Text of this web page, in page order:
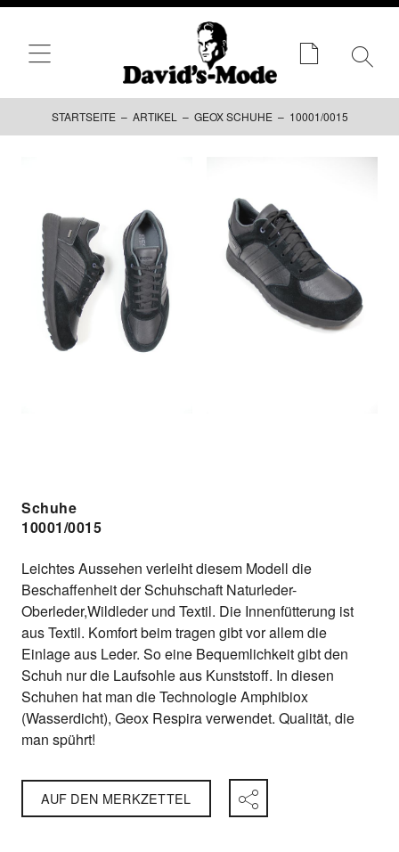
STARTSEITE – ARTIKEL – GEOX SCHUHE – 10001/0015
Schuhe
10001/0015
Leichtes Aussehen verleiht diesem Modell die
Beschaffenheit der Schuhschaft Naturleder-
Oberleder,Wildleder und Textil. Die Innenfütterung ist
aus Textil. Komfort beim tragen gibt vor allem die
Einlage aus Leder. So eine Bequemlichkeit gibt den
Schuh nur die Laufsohle aus Kunststoff. In diesen
Schuhen hat man die Technologie Amphibiox
(Wasserdicht), Geox Respira verwendet. Qualität, die
man spührt!
AUF DEN MERKZETTEL